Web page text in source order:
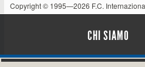
Copyright © 1995—2026 F.C.
CHI SIAMO